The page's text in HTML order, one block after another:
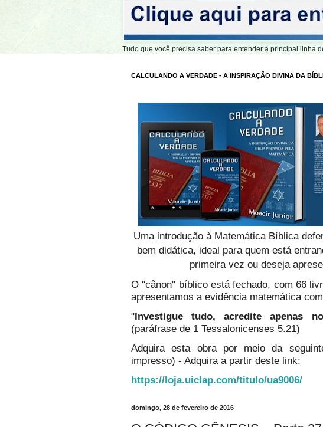
Tudo que você precisa saber para entender a principal linha
CALCULANDO A VERDADE - A INSPIRAÇÃO DIVINA DA
Uma introdução à Matemática Bíblica
bem didática, ideal para quem está
primeira vez ou deseja
O "cânon" bíblico está fechado, com 66
apresentamos a evidência matemática
"Investigue tudo, acredite apenas
(paráfrase de 1 Tessalonicenses 5.21)
Adquira esta obra por meio da
impresso) - Adquira a partir deste link:
https://loja.uiclap.com/titulo/ua9006/
domingo, 28 de fevereiro de 2016